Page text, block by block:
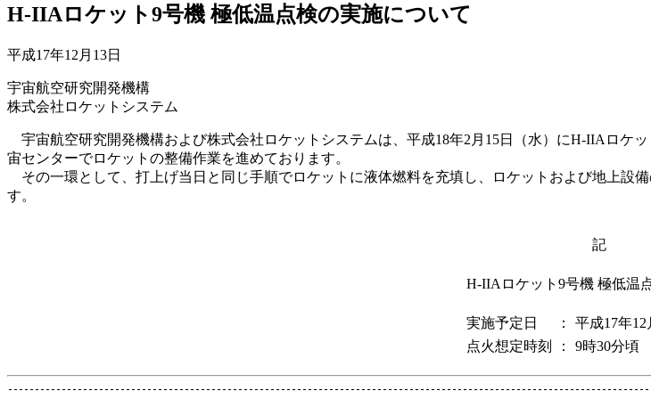
H-IIAロケット9号機 極低温点検の実施について
平成17年12月13日
宇宙航空研究開発機構
株式会社ロケットシステム
宇宙航空研究開発機構および株式会社ロケットシステムは、平成18年2月15日（水）にH-IIAロケ
宙センターでロケットの整備作業を進めております。
その一環として、打上げ当日と同じ手順でロケットに液体燃料を充填し、ロケットおよび地上設
す。
記
H-IIAロケット9号機 極低温
実施予定日 ：
平成17年12
点火想定時刻
： 9時30分頃